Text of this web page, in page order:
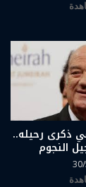
رحيله..
النجوم